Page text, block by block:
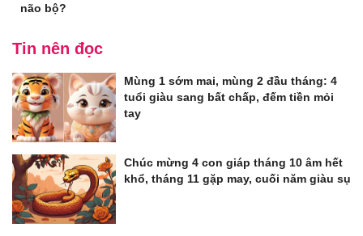
não bộ?
Tin nên đọc
Mùng 1 sớm mai, mùng 2 đầu tháng: 4
tuổi giàu sang bất chấp, đếm tiền mỏi
tay
Chúc mừng 4 con giáp tháng 10 âm hết
khổ, tháng 11 gặp may, cuối năm giàu sụ